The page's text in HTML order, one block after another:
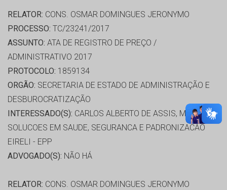
RELATOR: CONS. OSMAR DOMINGUES JERONYMO
PROCESSO: TC/23241/2017
ASSUNTO: ATA DE REGISTRO DE PREÇO /
ADMINISTRATIVO 2017
PROTOCOLO: 1859134
ORGÃO: SECRETARIA DE ESTADO DE ADMINISTRAÇÃO E
DESBUROCRATIZAÇÃO
INTERESSADO(S): CARLOS ALBERTO DE ASSIS, MAIORCA
SOLUCOES EM SAUDE, SEGURANCA E PADRONIZACAO
EIRELI - EPP
ADVOGADO(S): NÃO HÁ
RELATOR: CONS. OSMAR DOMINGUES JERONYMO